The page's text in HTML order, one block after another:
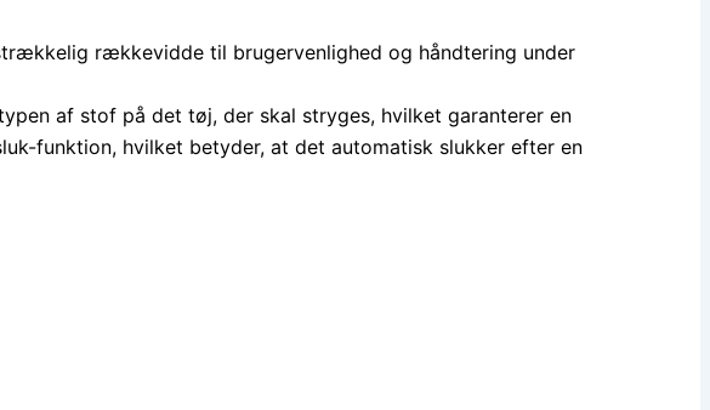
rækkevidde til brugervenlighed og håndtering under
af stof på det tøj, der skal stryges, hvilket garanterer en
funktion, hvilket betyder, at det automatisk slukker efter en